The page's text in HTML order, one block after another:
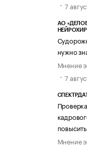
7
АО
нужно
Мнение
7
Мнение